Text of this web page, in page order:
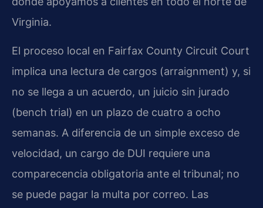
Virginia.
El proceso local en Fairfax County Circuit Court
implica una lectura de cargos (arraignment) y, si
no se llega a un acuerdo, un juicio sin jurado
(bench trial) en un plazo de cuatro a ocho
semanas. A diferencia de un simple exceso de
velocidad, un cargo de DUI requiere una
comparecencia obligatoria ante el tribunal; no
se puede pagar la multa por correo. Las